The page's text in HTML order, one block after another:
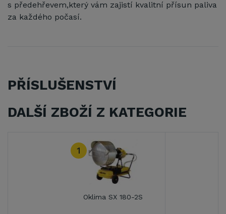
s předehřevem,který vám zajistí kvalitní přísun paliva
za každého počasí.
PŘÍSLUŠENSTVÍ
DALŠÍ ZBOŽÍ Z KATEGORIE
1
Oklima SX 180-2S